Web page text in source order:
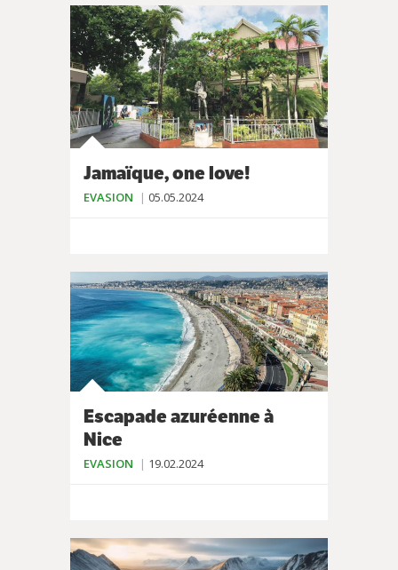
Jamaïque, one love!
EVASION 05.05.2024
Escapade azuréenne à
Nice
EVASION 19.02.2024